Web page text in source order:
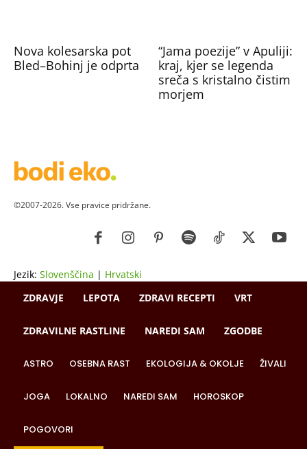
Nova kolesarska pot
Bled–Bohinj je odprta
“Jama poezije” v Apuliji:
kraj, kjer se legenda
sreča s kristalno čistim
morjem
©2007-2026. Vse pravice pridržane.
Jezik: Slovenščina | Hrvatski
ZDRAVJE
LEPOTA ZDRAVI RECEPTI VRT
ZDRAVILNE RASTLINE NAREDI SAM ZGODBE
ASTRO OSEBNA RAST EKOLOGIJA & OKOLJE ŽIVALI
JOGA LOKALNO NAREDI SAM HOROSKOP
POGOVORI